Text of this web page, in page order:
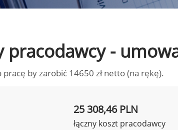
pracodawcy -
by zarobić 14650 zł netto (na rękę).
25 308,46 PLN
łączny koszt pracodawcy